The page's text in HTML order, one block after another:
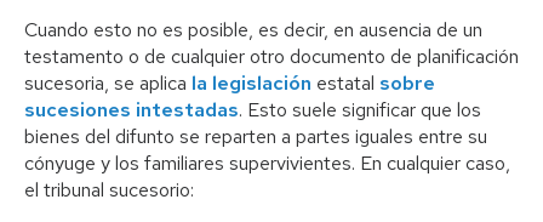
Cuando esto no es posible, es decir, en ausencia de un
testamento o de cualquier otro documento de planificación
sucesoria, se aplica la legislación estatal sobre
sucesiones intestadas. Esto suele significar que los
bienes del difunto se reparten a partes iguales entre su
cónyuge y los familiares supervivientes. En cualquier caso,
el tribunal sucesorio: